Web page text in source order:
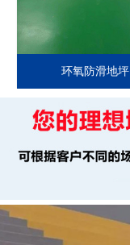
环氧防滑地坪